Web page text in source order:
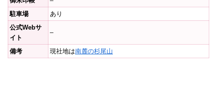
駐車場
あり
公式Webサ
イト
–
備考 現社地は南麓の杉尾山